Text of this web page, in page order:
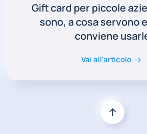
Gift card per piccole
sono, a cosa servono
conviene
Vai all’articolo